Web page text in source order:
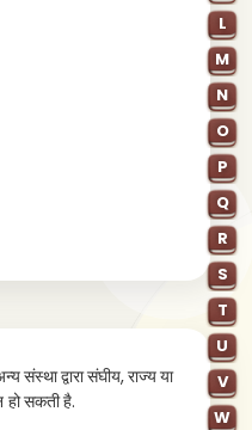
L
M
N
O
P
Q
R
S
T
U
V
W
संस्था द्वारा संघीय, राज्य या
हो सकती है.